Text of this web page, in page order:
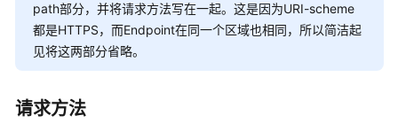
考
SDK
考
path部分，并将请求方法写在一起。这是因为URI-scheme
都是HTTPS，而Endpoint在同一个区域也相同，所以简洁起
见将这两部分省略。
请求方法